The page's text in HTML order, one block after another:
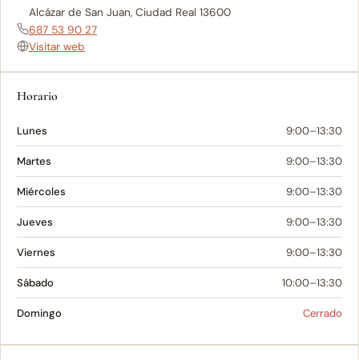
Alcázar de San Juan, Ciudad Real 13600
687 53 90 27
Visitar web
Horario
Lunes 9:00–13:30
Martes 9:00–13:30
Miércoles 9:00–13:30
Jueves 9:00–13:30
Viernes 9:00–13:30
Sábado 10:00–13:30
Domingo Cerrado